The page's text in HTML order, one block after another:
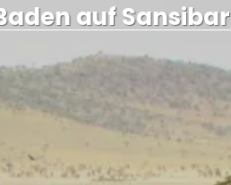
auf Sansibar